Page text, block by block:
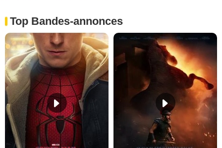
Top Bandes-annonces